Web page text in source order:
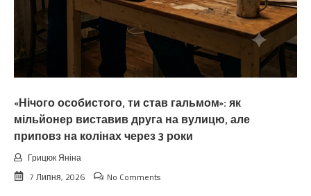
«Нічого особистого, ти став гальмом»: як
мільйонер виставив друга на вулицю, але
приповз на колінах через 3 роки
Грицюк Яніна
7 Липня, 2026
No Comments